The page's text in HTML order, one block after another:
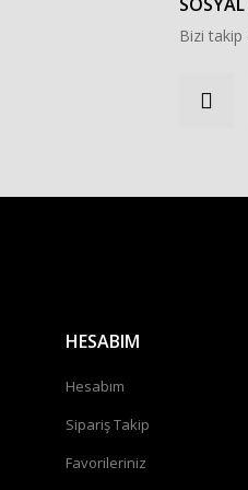
Bizi takip
HESABIM
Hesabım
Sipariş Takip
Favorileriniz